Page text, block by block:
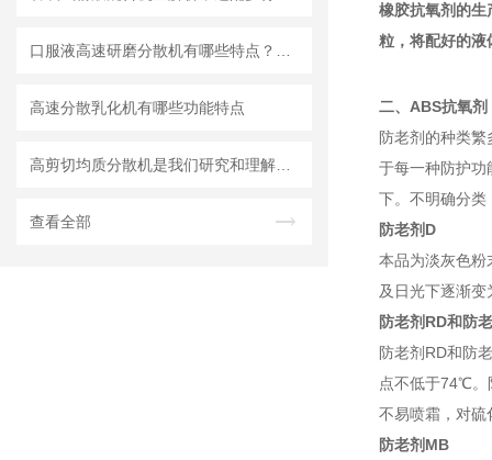
高速分散乳化机有哪些功能特点
查看全部
橡胶抗氧剂的
粒，将配好的液
二、ABS抗氧剂
防老剂的种类
于每一种防护功
下。不明确分类
防老剂D
本品为淡灰色
及日光下逐渐
防老剂RD和防
防老剂RD和防
点不低于74℃。
不易喷霜，对硫
防老剂MB